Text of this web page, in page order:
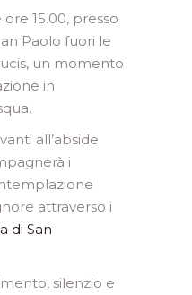
15.00, presso
Paolo fuori le
un momento
in
all’abside
i
attraverso i
di San
silenzio e